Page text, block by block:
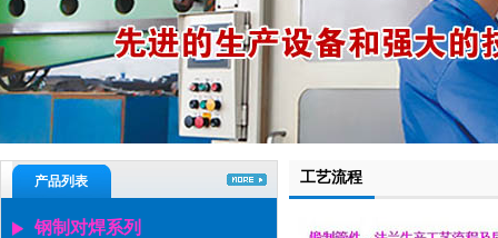
产品列表
钢制对焊系列
工艺流程